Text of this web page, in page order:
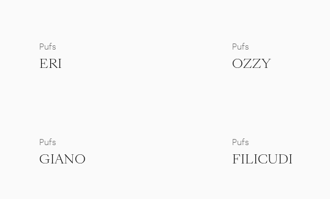
Pufs
ERI
Pufs
OZZY
Pufs
GIANO
Pufs
FILICUDI